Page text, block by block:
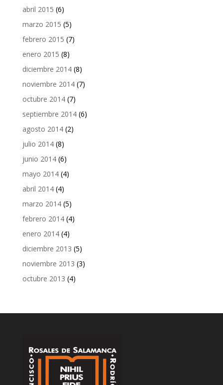
abril 2015 (6)
marzo 2015 (5)
febrero 2015 (7)
enero 2015 (8)
diciembre 2014(8)
noviembre 2014(7)
octubre 2014(7)
septiembre 2014(6)
agosto 2014(2)
julio 2014(8)
junio 2014(6)
mayo 2014(4)
abril 2014(4)
marzo 2014(5)
febrero 2014(4)
enero 2014(4)
diciembre 2013 (5)
noviembre 2013 (3)
octubre 2013 (4)